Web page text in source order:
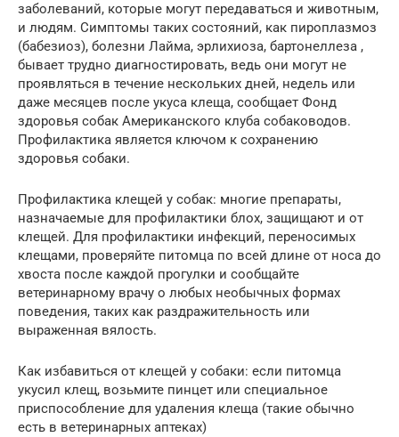
заболеваний, которые могут передаваться и животным,
и людям. Симптомы таких состояний, как пироплазмоз
(бабезиоз), болезни Лайма, эрлихиоза, бартонеллеза ,
бывает трудно диагностировать, ведь они могут не
проявляться в течение нескольких дней, недель или
даже месяцев после укуса клеща, сообщает Фонд
здоровья собак Американского клуба собаководов.
Профилактика является ключом к сохранению
здоровья собаки.
Профилактика клещей у собак: многие препараты,
назначаемые для профилактики блох, защищают и от
клещей. Для профилактики инфекций, переносимых
клещами, проверяйте питомца по всей длине от носа до
хвоста после каждой прогулки и сообщайте
ветеринарному врачу о любых необычных формах
поведения, таких как раздражительность или
выраженная вялость.
Как избавиться от клещей у собаки: если питомца
укусил клещ, возьмите пинцет или специальное
приспособление для удаления клеща (такие обычно
есть в ветеринарных аптеках)